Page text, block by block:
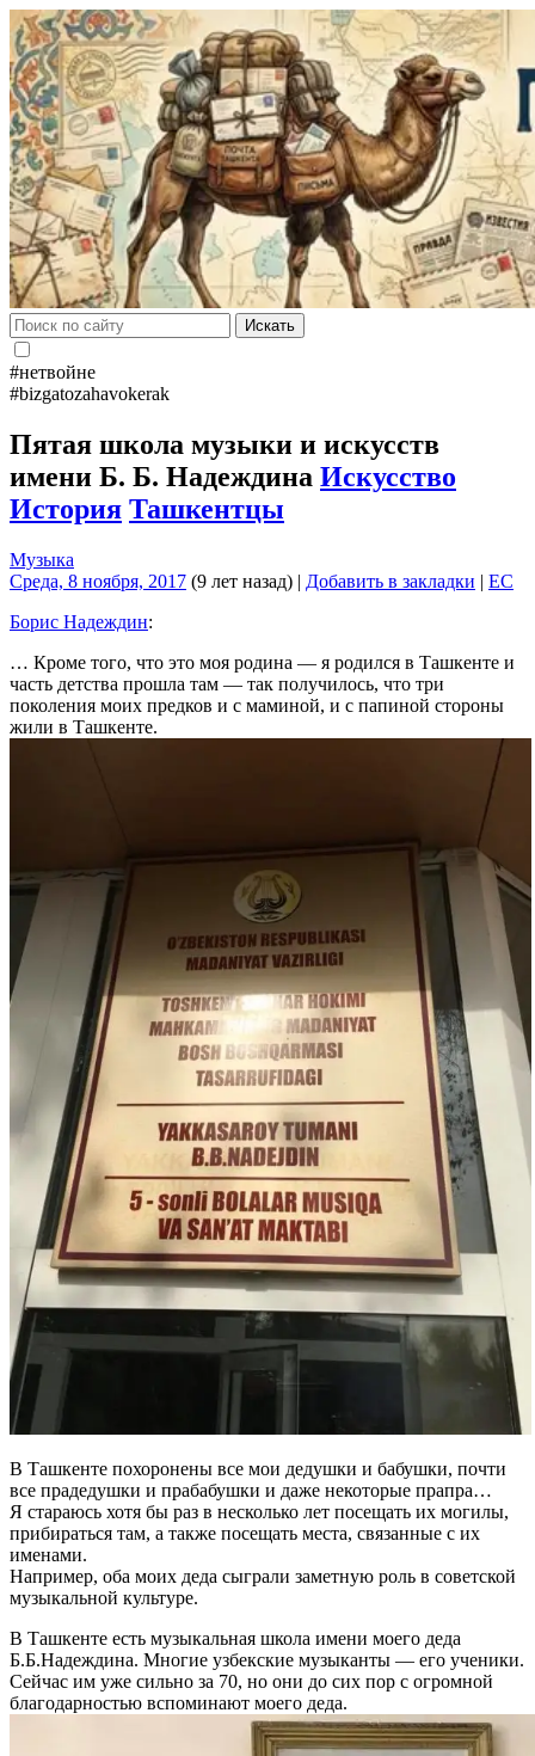
Искать
#нетвойне
#bizgatozahavokerak
Пятая школа музыки и искусств
имени Б. Б. Надеждина Искусство
История Ташкентцы
Музыка
Среда, 8 ноября, 2017 (9 лет назад) | Добавить в закладки | EC
Борис Надеждин:
… Кроме того, что это моя родина — я родился в Ташкенте и
часть детства прошла там — так получилось, что три
поколения моих предков и с маминой, и с папиной стороны
жили в Ташкенте.
В Ташкенте похоронены все мои дедушки и бабушки, почти
все прадедушки и прабабушки и даже некоторые прапра…
Я стараюсь хотя бы раз в несколько лет посещать их могилы,
прибираться там, а также посещать места, связанные с их
именами.
Например, оба моих деда сыграли заметную роль в советской
музыкальной культуре.
В Ташкенте есть музыкальная школа имени моего деда
Б.Б.Надеждина. Многие узбекские музыканты — его ученики.
Сейчас им уже сильно за 70, но они до сих пор с огромной
благодарностью вспоминают моего деда.